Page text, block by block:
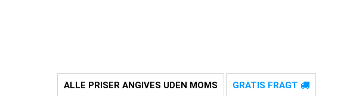
ALLE PRISER ANGIVES UDEN MOMS GRATIS FRAGT